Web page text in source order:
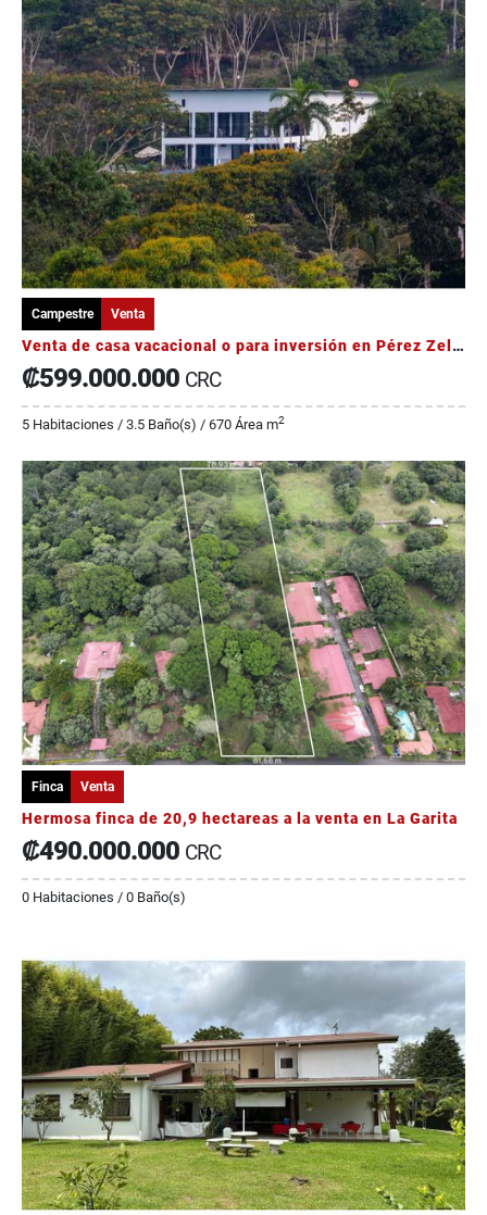
Campestre Venta
Venta de casa vacacional o para inversión en Pérez Zeledón
₡599.000.000 CRC
5 Habitaciones / 3.5 Baño(s) / 670 Área m2
Finca Venta
Hermosa finca de 20,9 hectareas a la venta en La Garita
₡490.000.000 CRC
0 Habitaciones / 0 Baño(s)